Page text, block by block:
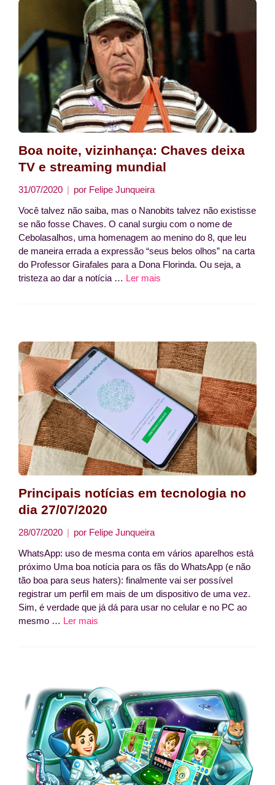
Boa noite, vizinhança: Chaves deixa
TV e streaming mundial
31/07/2020 por Felipe Junqueira
Você talvez não saiba, mas o Nanobits talvez não existisse
se não fosse Chaves. O canal surgiu com o nome de
Cebolasalhos, uma homenagem ao menino do 8, que leu
de maneira errada a expressão “seus belos olhos” na carta
do Professor Girafales para a Dona Florinda. Ou seja, a
tristeza ao dar a notícia … Ler mais
Principais notícias em tecnologia no
dia 27/07/2020
28/07/2020 por Felipe Junqueira
WhatsApp: uso de mesma conta em vários aparelhos está
próximo Uma boa notícia para os fãs do WhatsApp (e não
tão boa para seus haters): finalmente vai ser possível
registrar um perfil em mais de um dispositivo de uma vez.
Sim, é verdade que já dá para usar no celular e no PC ao
mesmo … Ler mais